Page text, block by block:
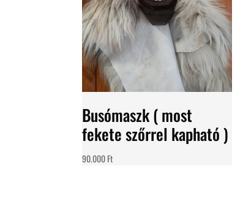
Busómaszk ( most
fekete szőrrel kapható )
90.000Ft